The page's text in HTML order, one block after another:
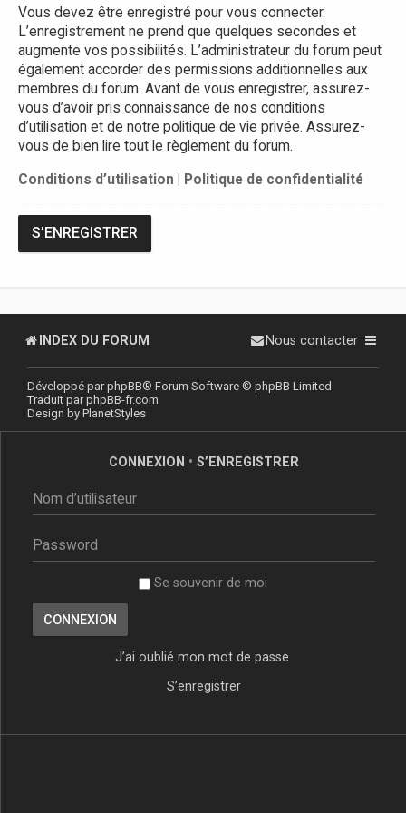
Vous devez être enregistré pour vous connecter.
L’enregistrement ne prend que quelques secondes et
augmente vos possibilités. L’administrateur du forum peut
également accorder des permissions additionnelles aux
membres du forum. Avant de vous enregistrer, assurez-
vous d’avoir pris connaissance de nos conditions
d’utilisation et de notre politique de vie privée. Assurez-
vous de bien lire tout le règlement du forum.
Conditions d’utilisation Politique de confidentialité
S’ENREGISTRER
INDEX DU FORUM Nous contacter
Développé parphpBB® Forum Software © phpBB Limited
Traduit parphpBB-fr.com
Design by PlanetStyles
CONNEXION • S’ENREGISTRER
Se souvenir de moi
J’ai oublié mon mot de passe
S’enregistrer